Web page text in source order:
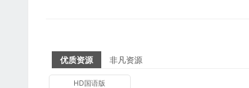
优质资源 非凡资源
HD国语版